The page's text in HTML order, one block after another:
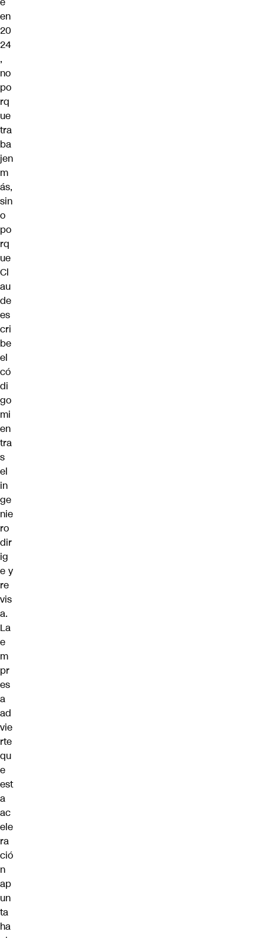
en
20
24
,
no
po
rq
ue
tra
ba
jen
m
ás,
sin
o
po
rq
ue
Cl
au
de
es
cri
be
el
có
di
go
mi
en
tra
s
el
in
ge
nie
ro
dir
ig
e y
re
vis
a.
La
e
m
pr
es
a
ad
vie
rte
qu
e
est
a
ac
ele
ra
ció
n
ap
un
ta
ha